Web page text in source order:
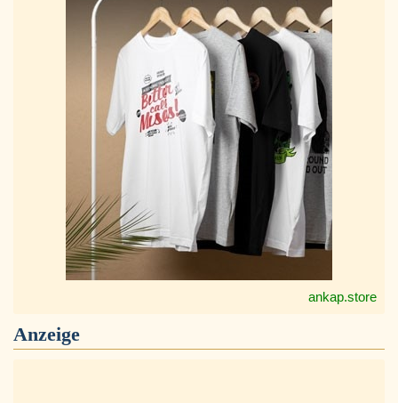
ankap.store
Anzeige